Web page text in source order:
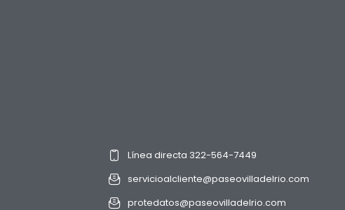
Línea directa 322-564-7449
servicioalcliente@paseovilladelrio.com
protedatos@paseovilladelrio.com